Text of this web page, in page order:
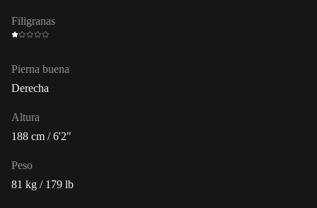
Filigranas
Pierna buena
Derecha
Altura
188 cm / 6'2"
Peso
81 kg / 179 lb